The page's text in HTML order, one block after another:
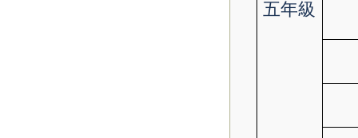
五年級